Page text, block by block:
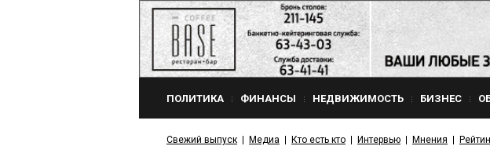
ПОЛИТИКА ФИНАНСЫ НЕДВИЖИМОСТЬ БИЗНЕС
Свежий выпуск Медиа Кто есть кто Интервью Мнения